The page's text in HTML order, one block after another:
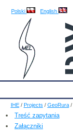
Polski English
IHE / Projects / GeoRura /
Treść zapytania
Załączniki